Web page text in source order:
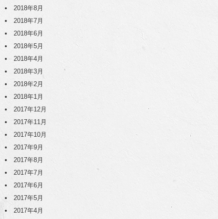
2018年8月
2018年7月
2018年6月
2018年5月
2018年4月
2018年3月
2018年2月
2018年1月
2017年12月
2017年11月
2017年10月
2017年9月
2017年8月
2017年7月
2017年6月
2017年5月
2017年4月